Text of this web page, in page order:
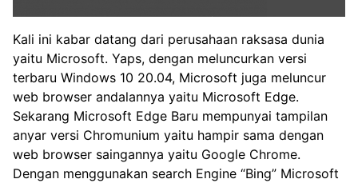
Kali ini kabar datang dari perusahaan raksasa dunia
yaitu Microsoft. Yaps, dengan meluncurkan versi
terbaru Windows 10 20.04, Microsoft juga meluncur
web browser andalannya yaitu Microsoft Edge.
Sekarang Microsoft Edge Baru mempunyai tampilan
anyar versi Chromunium yaitu hampir sama dengan
web browser saingannya yaitu Google Chrome.
Dengan menggunakan search Engine “Bing” Microsoft